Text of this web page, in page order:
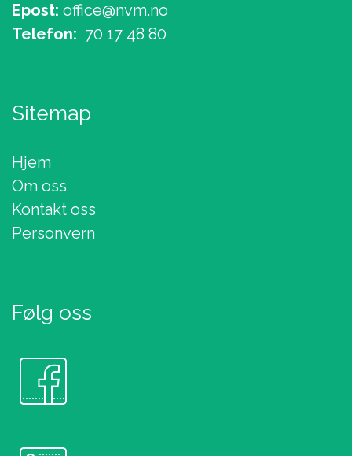
Epost: office@nvm.no
Telefon: 70 17 48 80
Sitemap
Hjem
Om oss
Kontakt oss
Personvern
Følg oss